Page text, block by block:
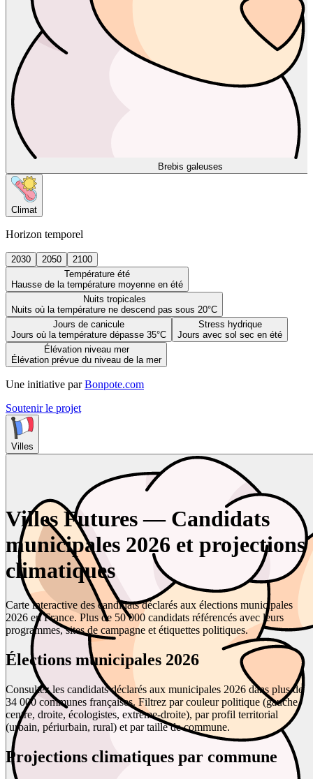
Brebis galeuses
Climat
Horizon temporel
2030 2050
2100
Température été
Hausse de la température moyenne en été
Nuits tropicales
Nuits où la température ne descend pas sous 20°C
Jours de canicule
Jours où la température dépasse 35°C
Stress hydrique
Jours avec sol sec en été
Élévation niveau mer
Élévation prévue du niveau de la mer
Une initiative par Bonpote.com
Soutenir le projet
Villes
Villes Futures — Candidats
municipales 2026 et projections
climatiques
Carte interactive des candidats déclarés aux élections municipales
2026 en France. Plus de 50 000 candidats référencés avec leurs
programmes, sites de campagne et étiquettes politiques.
Élections municipales 2026
Consultez les candidats déclarés aux municipales 2026 dans plus de
34 000 communes françaises. Filtrez par couleur politique (gauche,
centre, droite, écologistes, extrême-droite), par profil territorial
(urbain, périurbain, rural) et par taille de commune.
Projections climatiques par commune